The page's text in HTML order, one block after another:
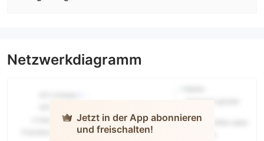
Netzwerkdiagramm
Jetzt in der App abonnieren
und freischalten!
Gleneagle